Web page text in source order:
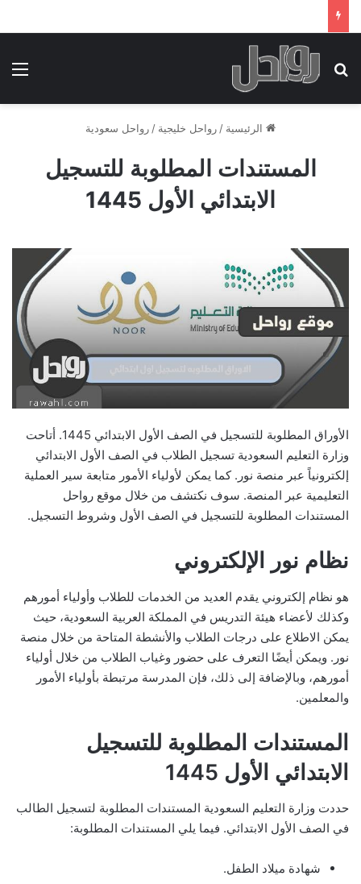
بحث عن
الرئيسية / رواحل خليجية / رواحل سعودية
المستندات المطلوبة للتسجيل
الابتدائي الأول 1445
الأوراق المطلوبة للتسجيل في الصف الأول الابتدائي 1445. أتاحت
وزارة التعليم السعودية تسجيل الطلاب في الصف الأول الابتدائي
إلكترونياً عبر منصة نور. كما يمكن لأولياء الأمور متابعة سير العملية
التعليمية عبر المنصة. سوف نكتشف من خلال موقع رواحل
المستندات المطلوبة للتسجيل في الصف الأول وشروط التسجيل.
نظام نور الإلكتروني
هو نظام إلكتروني يقدم العديد من الخدمات للطلاب وأولياء أمورهم
وكذلك لأعضاء هيئة التدريس في المملكة العربية السعودية، حيث
يمكن الاطلاع على درجات الطلاب والأنشطة المتاحة من خلال منصة
نور. ويمكن أيضًا التعرف على حضور وغياب الطلاب من خلال أولياء
أمورهم، وبالإضافة إلى ذلك، فإن المدرسة مرتبطة بأولياء الأمور
والمعلمين.
المستندات المطلوبة للتسجيل
الابتدائي الأول 1445
حددت وزارة التعليم السعودية المستندات المطلوبة لتسجيل الطالب
في الصف الأول الابتدائي. فيما يلي المستندات المطلوبة:
شهادة ميلاد الطفل.